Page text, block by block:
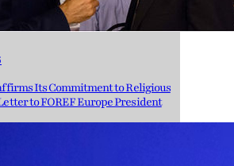
Its Commitment to Religious
to FOREF Europe President